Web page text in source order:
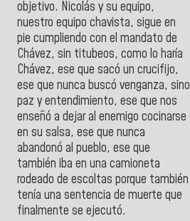
objetivo. Nicolás y su equipo,
nuestro equipo chavista, sigue en
pie cumpliendo con el mandato de
Chávez, sin titubeos, como lo haría
Chávez, ese que sacó un crucifijo,
ese que nunca buscó venganza, sino
paz y entendimiento, ese que nos
enseñó a dejar al enemigo cocinarse
en su salsa, ese que nunca
abandonó al pueblo, ese que
también iba en una camioneta
rodeado de escoltas porque también
tenía una sentencia de muerte que
finalmente se ejecutó.